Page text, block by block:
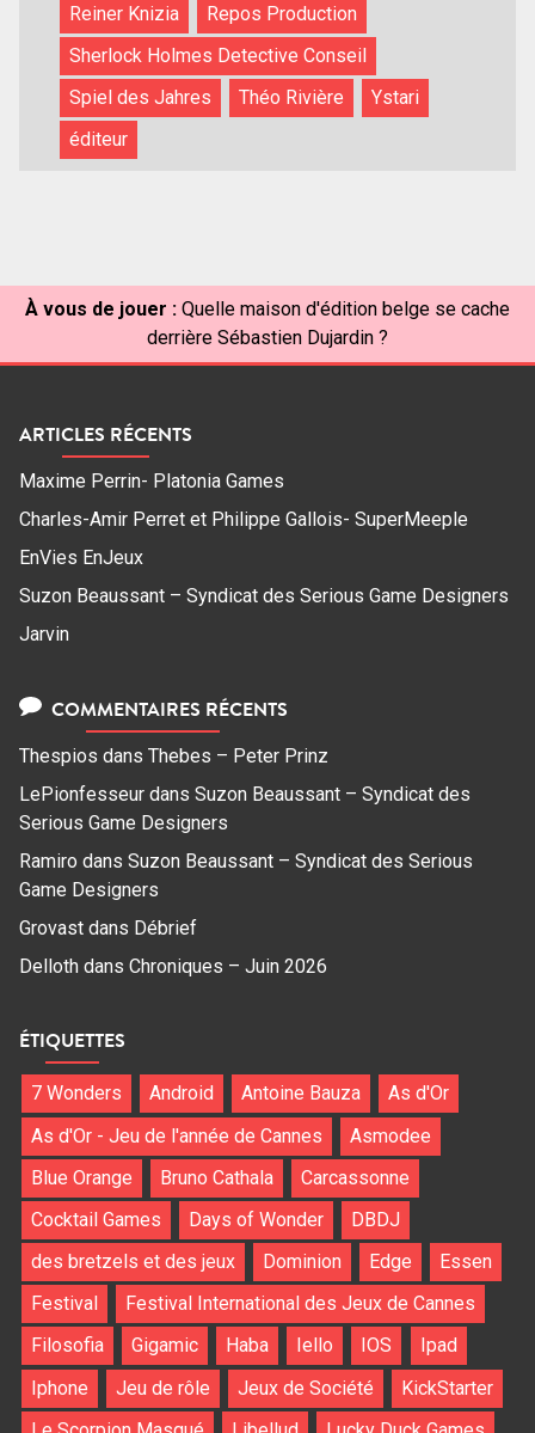
Reiner Knizia
Repos Production
Sherlock Holmes Detective Conseil
Spiel des Jahres
Théo Rivière
Ystari
éditeur
À vous de jouer : Quelle maison d'édition belge se cache
derrière Sébastien Dujardin ?
ARTICLES RÉCENTS
Maxime Perrin- Platonia Games
Charles-Amir Perret et Philippe Gallois- SuperMeeple
EnVies EnJeux
Suzon Beaussant – Syndicat des Serious Game Designers
Jarvin
COMMENTAIRES RÉCENTS
Thespios dans Thebes – Peter Prinz
LePionfesseur dans Suzon Beaussant – Syndicat des
Serious Game Designers
Ramiro dans Suzon Beaussant – Syndicat des Serious
Game Designers
Grovast dans Débrief
Delloth dans Chroniques – Juin 2026
ÉTIQUETTES
7 Wonders Android Antoine Bauza
As d'Or
As d'Or - Jeu de l'année de Cannes
Asmodee
Blue Orange
Bruno Cathala
Carcassonne
Cocktail Games
Days of Wonder
DBDJ
des bretzels et des jeux
Dominion Edge
Essen
Festival
Festival International des Jeux de Cannes
Filosofia
Gigamic Haba Iello IOS
Ipad
Iphone
Jeu de rôle Jeux de Société
KickStarter